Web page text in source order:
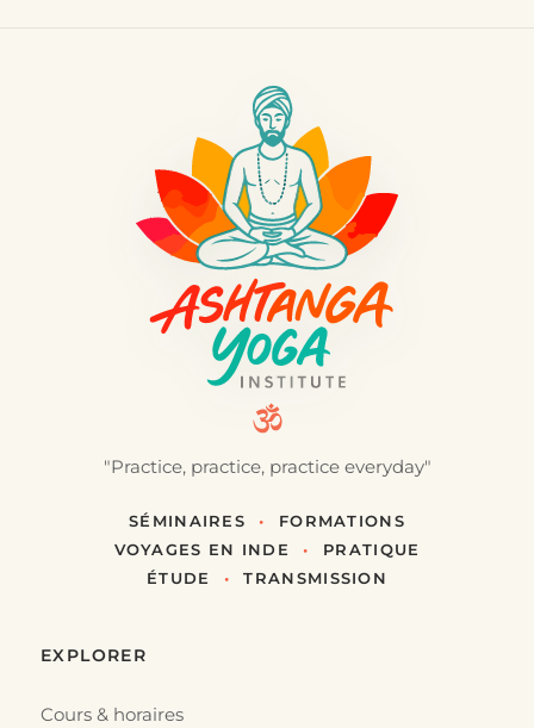
"Practice, practice, practice everyday"
SÉMINAIRES •
FORMATIONS
VOYAGES EN INDE
•
PRATIQUE
ÉTUDE
• TRANSMISSION
EXPLORER
Cours & horaires